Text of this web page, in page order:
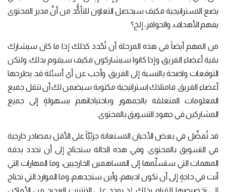
يضع الاستراتيجية فكيف سيحصل التعاون للتأكُّد من أنَّ مدير المحتوى
يفهم الأهداف، والحوافز، إلخ؟
من المهم أيضاً في هذه المرحلة أن تُحّدد كذلك إذا ما كان سيشارك
بقية أعضاء الفريق، وإذا كانوا سيشاركون فكيف سيقوم بذلك. ولتكن
التوقعات واضحة بالنسبة إلى الفريق، وأجب عن أي أسئلة قد يطرحها
أعضاء الفريق. فامتلاك استراتيجية مكتوبة سيضمن لك أن تنقل جميع
المعلومات المتعلقة بالجمهور وباحتياجاتهم بسهولةٍ إلى جميع
المشاركين في جهود التسويق بالمحتوى.
قد تُفضِّل في بعض الأحيان الاستعانة جزئيَّاً على الأقل بمصادر خارجية
في التسويق بالمحتوى. وفي هذه الحالة ستحتاج إلى أن تحدد بدقة
المهمات التي ستسلِّمها إلى المساهمين الخارجيين، وما المهارات التي
أنت في حاجةٍ إلى أن تكون لديهم، وأين ستجدهم، وما الموارد التي تحتاج
إلى تخصيصها للقيام بذلك. إذ يوجد على الإنترنت العديد من الأماكن